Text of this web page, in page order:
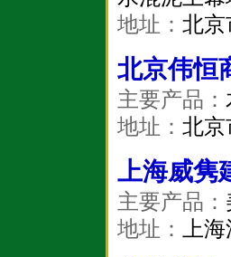
地址： 北京
北京伟恒
主要产品：
地址： 北京
上海威隽
主要产品：
地址：
上